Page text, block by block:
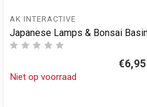
AK INTERACTIVE
Japanese Lamps & Bonsai
€6,95
Niet op voorraad